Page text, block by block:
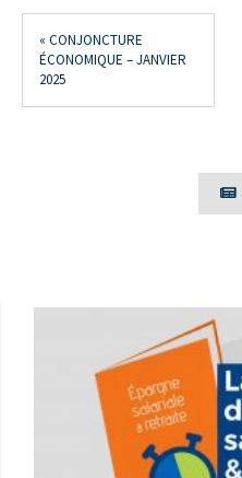
Navigation
des
articles
« CONJONCTURE
ÉCONOMIQUE – JANVIER
2025